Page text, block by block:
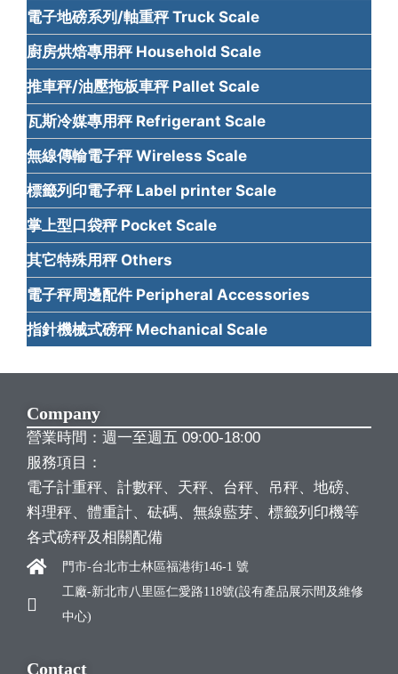
電子地磅系列/軸重秤 Truck Scale
廚房烘焙專用秤 Household Scale
推車秤/油壓拖板車秤 Pallet Scale
瓦斯冷媒專用秤 Refrigerant Scale
無線傳輸電子秤 Wireless Scale
標籤列印電子秤 Label printer Scale
掌上型口袋秤 Pocket Scale
其它特殊用秤 Others
電子秤周邊配件 Peripheral Accessories
指針機械式磅秤 Mechanical Scale
Company
營業時間：週一至週五 09:00-18:00
服務項目：
電子計重秤、計數秤、天秤、台秤、吊秤、地磅、
料理秤、體重計、砝碼、無線藍芽、標籤列印機等
各式磅秤及相關配備
門市-台北市士林區福港街146-1 號
工廠-新北市八里區仁愛路118號(設有產品展示間及維修
中心)
Contact